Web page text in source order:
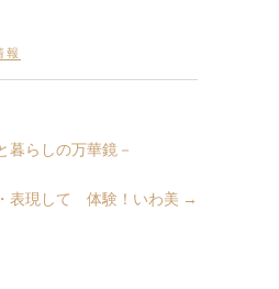
報
暮らしの万華鏡－
表現して 体験！いわ美 →